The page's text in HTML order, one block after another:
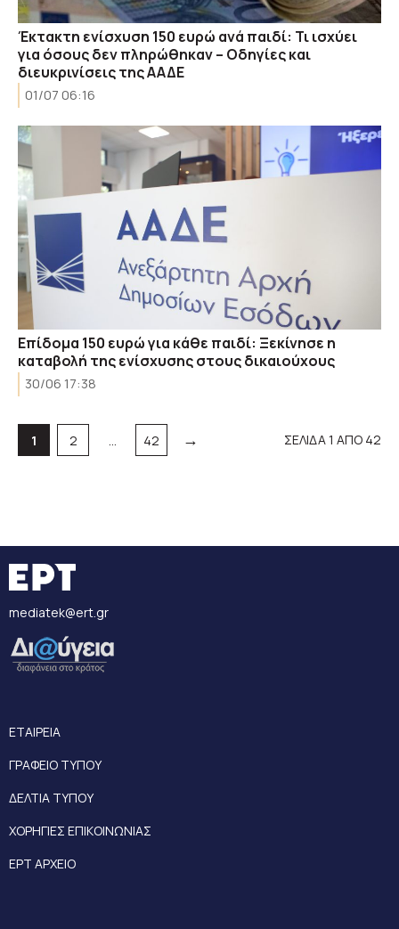
Έκτακτη ενίσχυση 150 ευρώ ανά παιδί: Τι ισχύει
για όσους δεν πληρώθηκαν – Οδηγίες και
διευκρινίσεις της ΑΑΔΕ
01/07 06:16
Επίδομα 150 ευρώ για κάθε παιδί: Ξεκίνησε η
καταβολή της ενίσχυσης στους δικαιούχους
30/06 17:38
Σελίδα
1 Σελίδα
2 … Σελίδα
42 → ΣΕΛΙΔΑ 1 ΑΠΟ 42
mediatek@ert.gr
ΕΤΑΙΡΕΙΑ
ΓΡΑΦΕΙΟ ΤΥΠΟΥ
ΔΕΛΤΙΑ ΤΥΠΟΥ
ΧΟΡΗΓΙΕΣ ΕΠΙΚΟΙΝΩΝΙΑΣ
ΕΡΤ ΑΡΧΕΙΟ